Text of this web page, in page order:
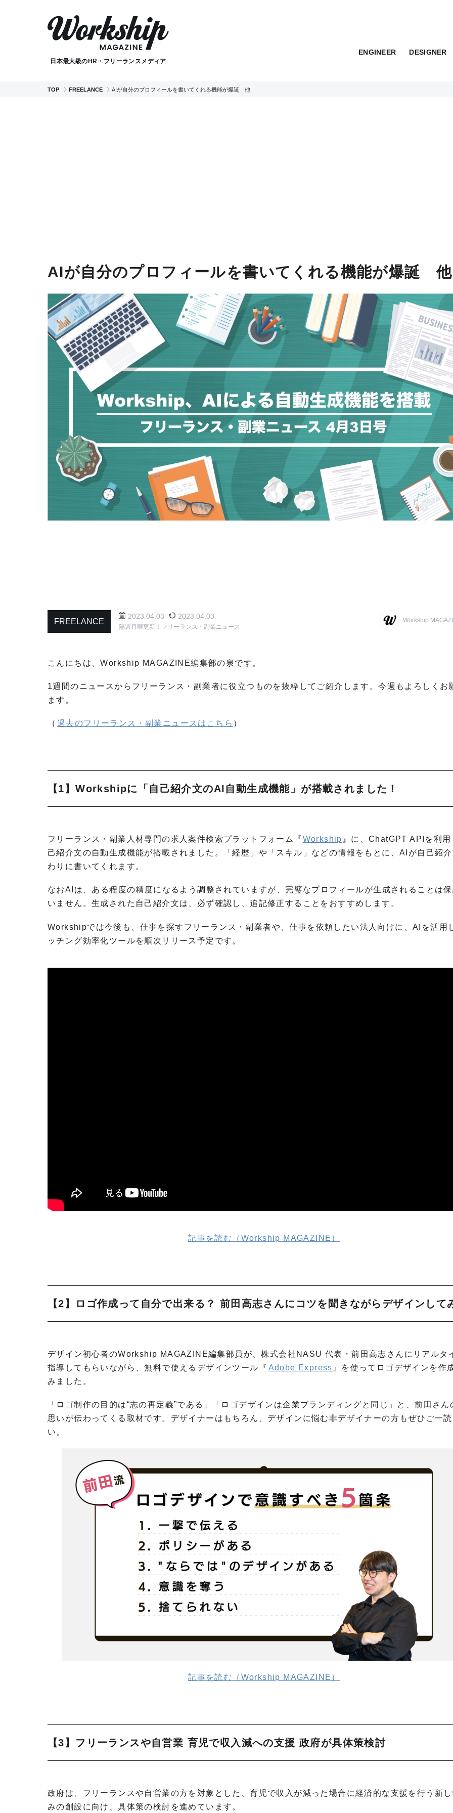
日本最大級のHR・フリーランスメディア
ENGINEER DESIGNER
TOP FREELANCE AIが自分のプロフィールを書いてくれる機能が爆誕 他
AIが自分のプロフィールを書いてくれる機能が爆誕 他
FREELANCE Workship
2023.04.03 2023.04.03
隔週月曜更新！フリーランス・副業ニュース
こんにちは、Workship MAGAZINE編集部の泉です。
1週間のニュースからフリーランス・副業者に役立つものを抜粋してご紹介します。今週もよろしくお
ます。
（ 過去のフリーランス・副業ニュースはこちら ）
【1】Workshipに「自己紹介文のAI自動生成機能」が搭載されました！
フリーランス・副業人材専門の求人案件検索プラットフォーム『Workship 』に、ChatGPT APIを利
己紹介文の自動生成機能が搭載されました。「経歴」や「スキル」などの情報をもとに、AIが自己紹
わりに書いてくれます。
なおAIは、ある程度の精度になるよう調整されていますが、完璧なプロフィールが生成されることは
いません。生成された自己紹介文は、必ず確認し、追記修正することをおすすめします。
Workshipでは今後も、仕事を探すフリーランス・副業者や、仕事を依頼したい法人向けに、AIを活用
ッチング効率化ツールを順次リリース予定です。
記事を読む（Workship MAGAZINE）
【2】ロゴ作成って自分で出来る？ 前田高志さんにコツを聞きながらデザインして
デザイン初心者のWorkship MAGAZINE編集部員が、株式会社NASU 代表・前田高志さんにリアルタ
指導してもらいながら、無料で使えるデザインツール『 Adobe Express 』を使ってロゴデザインを作
みました。
「ロゴ制作の目的は“志の再定義”である」「ロゴデザインは企業ブランディングと同じ」と、前田さん
思いが伝わってくる取材です。デザイナーはもちろん、デザインに悩む非デザイナーの方もぜひご一
い。
記事を読む（Workship MAGAZINE）
【3】フリーランスや自営業 育児で収入減への支援 政府が具体策検討
政府は、フリーランスや自営業の方を対象とした、育児で収入が減った場合に経済的な支援を行う新
みの創設に向け、具体策の検討を進めています。